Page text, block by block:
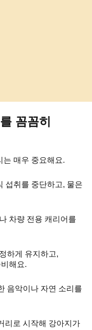
꼼꼼히
는 매우 중요해요.
섭취를 중단하고, 물은
차량 전용 캐리어를
하게 유지하고,
해요.
음악이나 자연 소리를
리로 시작해 강아지가